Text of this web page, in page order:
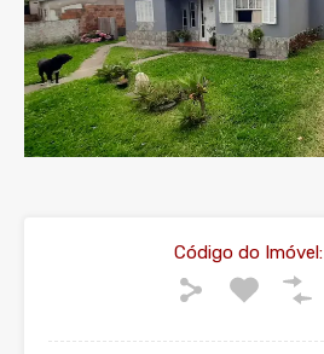
Código do Imóvel: